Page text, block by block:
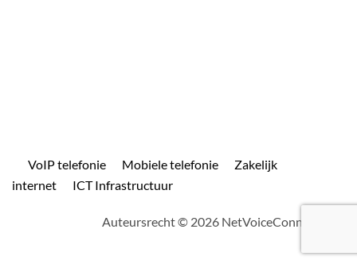
VoIP telefonie Mobiele telefonie
Zakelijk
internet
ICT Infrastructuur
Auteursrecht © 2026 NetVoiceConnect.com